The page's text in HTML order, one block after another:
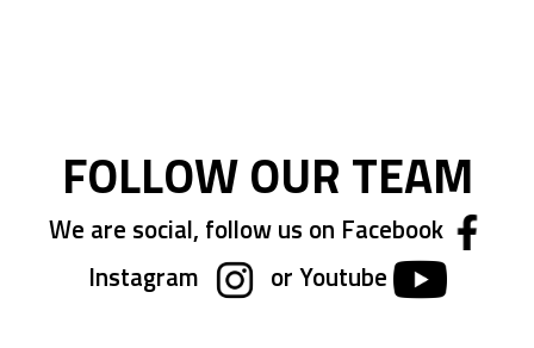
FOLLOW OUR TEAM
We are social, follow us on Facebook
Instagram
or Youtube